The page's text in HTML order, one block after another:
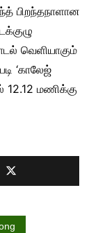
பிறந்தநாளான
வெளியாகும்
‘காலேஜ்
மணிக்கு